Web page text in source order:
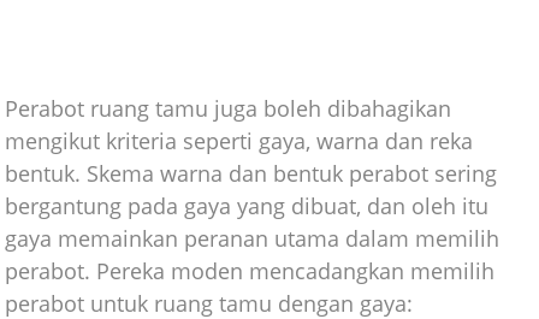
Perabot ruang tamu juga boleh dibahagikan
mengikut kriteria seperti gaya, warna dan reka
bentuk. Skema warna dan bentuk perabot sering
bergantung pada gaya yang dibuat, dan oleh itu
gaya memainkan peranan utama dalam memilih
perabot. Pereka moden mencadangkan memilih
perabot untuk ruang tamu dengan gaya: